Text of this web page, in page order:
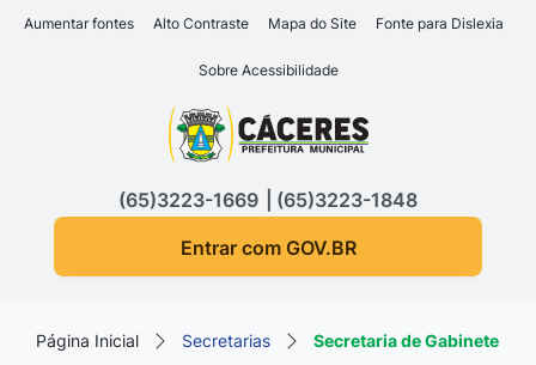
Seção de atalhos e links
Ir para o conteúdo [alt+1]
Ir para o rodapé [alt+4]
Aumentar fontes Alto Contraste Mapa do Site Fonte para Dislexia
Sobre Acessibilidade
Seção do menu principal
(65)3223-1669
(65)3223-1848
Entrar com GOV.BR
Página Inicial Secretarias Secretaria de Gabinete